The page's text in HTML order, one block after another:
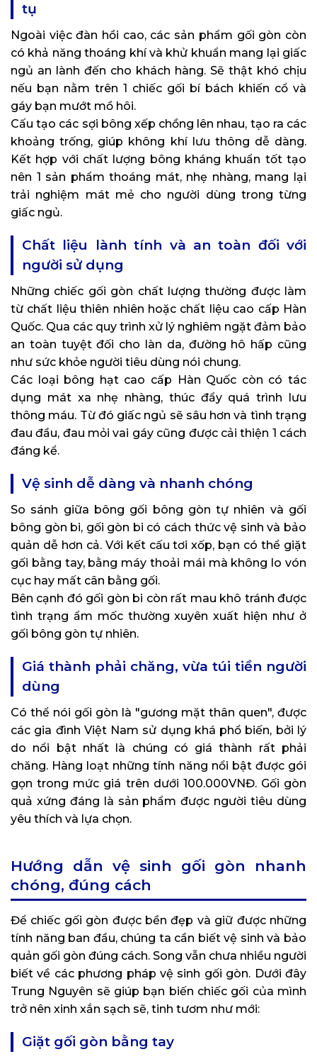
tụ
Ngoài việc đàn hồi cao, các sản phẩm gối gòn còn
có khả năng thoáng khí và khử khuẩn mang lại giấc
ngủ an lành đến cho khách hàng. Sẽ thật khó chịu
nếu bạn nằm trên 1 chiếc gối bí bách khiến cổ và
gáy bạn mướt mồ hôi.
Cấu tạo các sợi bông xếp chồng lên nhau, tạo ra các
khoảng trống, giúp không khí lưu thông dễ dàng.
Kết hợp với chất lượng bông kháng khuẩn tốt tạo
nên 1 sản phẩm thoáng mát, nhẹ nhàng, mang lại
trải nghiệm mát mẻ cho người dùng trong từng
giấc ngủ.
Chất liệu lành tính và an toàn đối với
người sử dụng
Những chiếc gối gòn chất lượng thường được làm
từ chất liệu thiên nhiên hoặc chất liệu cao cấp Hàn
Quốc. Qua các quy trình xử lý nghiêm ngặt đảm bảo
an toàn tuyệt đối cho làn da, đường hô hấp cũng
như sức khỏe người tiêu dùng nói chung.
Các loại bông hạt cao cấp Hàn Quốc còn có tác
dụng mát xa nhẹ nhàng, thúc đẩy quá trình lưu
thông máu. Từ đó giấc ngủ sẽ sâu hơn và tình trạng
đau đầu, đau mỏi vai gáy cũng được cải thiện 1 cách
đáng kể.
Vệ sinh dễ dàng và nhanh chóng
So sánh giữa bông gối bông gòn tự nhiên và gối
bông gòn bi, gối gòn bi có cách thức vệ sinh và bảo
quản dễ hơn cả. Với kết cấu tơi xốp, bạn có thể giặt
gối bằng tay, bằng máy thoải mái mà không lo vón
cục hay mất cân bằng gối.
Bên cạnh đó gối gòn bi còn rất mau khô tránh được
tình trạng ẩm mốc thường xuyên xuất hiện như ở
gối bông gòn tự nhiên.
Giá thành phải chăng, vừa túi tiền người
dùng
Có thể nói gối gòn là "gương mặt thân quen", được
các gia đình Việt Nam sử dụng khá phổ biến, bởi lý
do nổi bật nhất là chúng có giá thành rất phải
chăng. Hàng loạt những tính năng nổi bật được gói
gọn trong mức giá trên dưới 100.000VNĐ. Gối gòn
quả xứng đáng là sản phẩm được người tiêu dùng
yêu thích và lựa chọn.
Hướng dẫn vệ sinh gối gòn nhanh
chóng, đúng cách
Để chiếc gối gòn được bền đẹp và giữ được những
tính năng ban đầu, chúng ta cần biết vệ sinh và bảo
quản gối gòn đúng cách. Song vẫn chưa nhiều người
biết về các phương pháp vệ sinh gối gòn. Dưới đây
Trung Nguyên sẽ giúp bạn biến chiếc gối của mình
trở nên xinh xắn sạch sẽ, tinh tươm như mới:
Giặt gối gòn bằng tay